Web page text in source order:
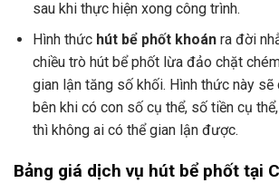
sau khi thực hiện xong công trình.
Hình thức hút bể phốt khoánra đời
chiều trò hút bể phốt lừa đảo chặt
gian lận tăng số khối. Hình thức này
bên khi có con số cụ thể, số tiền cụ
thì không ai có thể gian lận được.
Bảng giá dịch vụ hút bể phốt tại